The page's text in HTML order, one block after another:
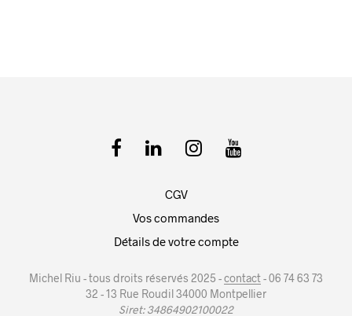
CGV
Vos commandes
Détails de votre compte
Michel Riu - tous droits réservés 2025 -contact- 06 74 63 73
32 - 13 Rue Roudil 34000 Montpellier
Siret: 34864902100022